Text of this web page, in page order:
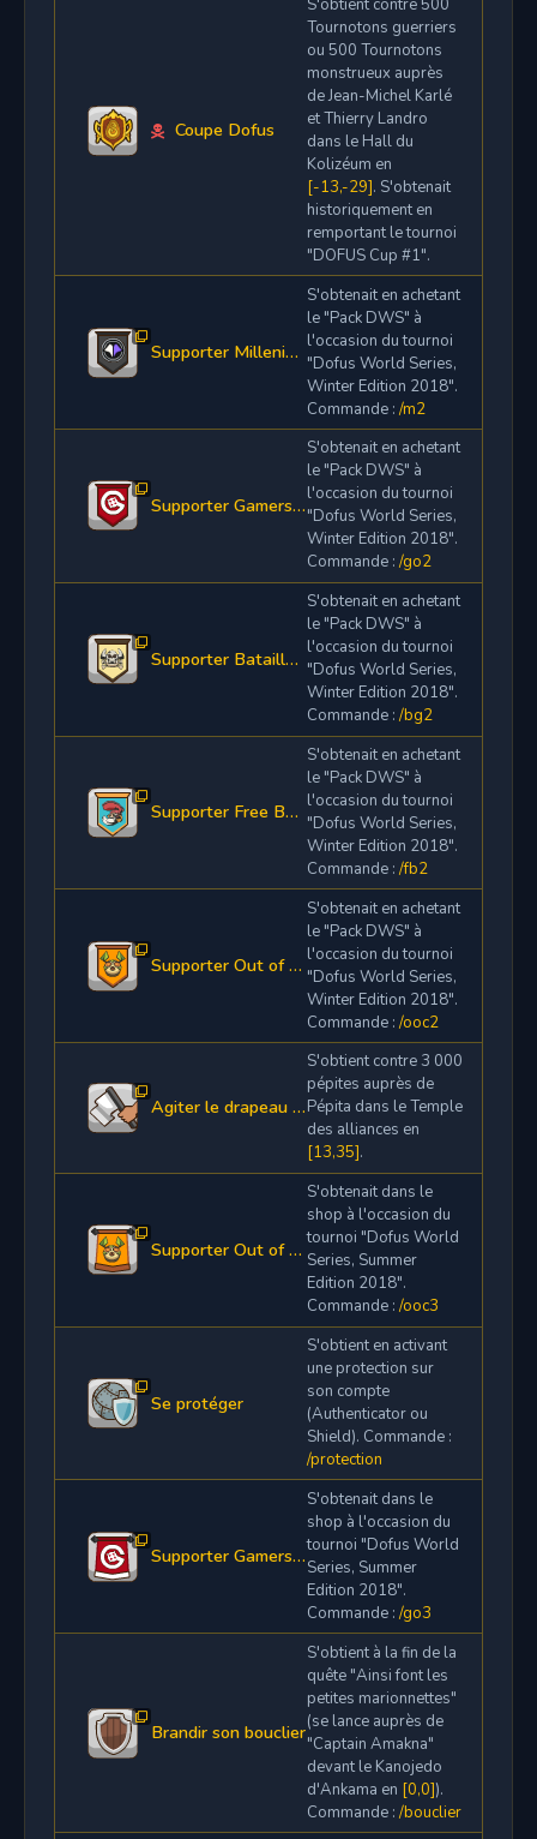
Coupe Dofus
S'obtient contre 500
Tournotons guerriers
ou 500 Tournotons
monstrueux auprès
de Jean-Michel Karlé
et Thierry Landro
dans le Hall du
Kolizéum en
[-13,-29]. S'obtenait
historiquement en
remportant le tournoi
"DOFUS Cup #1".
Supporter Millenium S2
S'obtenait en achetant
le "Pack DWS" à
l'occasion du tournoi
"Dofus World Series,
Winter Edition 2018".
Commande : /m2
Supporter GamersOrigin S2
S'obtenait en achetant
le "Pack DWS" à
l'occasion du tournoi
"Dofus World Series,
Winter Edition 2018".
Commande : /go2
Supporter Batailleurs Glorieux S2
S'obtenait en achetant
le "Pack DWS" à
l'occasion du tournoi
"Dofus World Series,
Winter Edition 2018".
Commande : /bg2
Supporter Free Bowisse S2
S'obtenait en achetant
le "Pack DWS" à
l'occasion du tournoi
"Dofus World Series,
Winter Edition 2018".
Commande : /fb2
Supporter Out of Control S2
S'obtenait en achetant
le "Pack DWS" à
l'occasion du tournoi
"Dofus World Series,
Winter Edition 2018".
Commande : /ooc2
Agiter le drapeau blanc
S'obtient contre 3 000
pépites auprès de
Pépita dans le Temple
des alliances en
[13,35].
Supporter Out of Control S3
S'obtenait dans le
shop à l'occasion du
tournoi "Dofus World
Series, Summer
Edition 2018".
Commande : /ooc3
Se protéger
S'obtient en activant
une protection sur
son compte
(Authenticator ou
Shield). Commande :
/protection
Supporter GamersOrigin S3
S'obtenait dans le
shop à l'occasion du
tournoi "Dofus World
Series, Summer
Edition 2018".
Commande : /go3
Brandir son bouclier
S'obtient à la fin de la
quête "Ainsi font les
petites marionnettes"
(se lance auprès de
"Captain Amakna"
devant le Kanojedo
d'Ankama en [0,0]).
Commande : /bouclier